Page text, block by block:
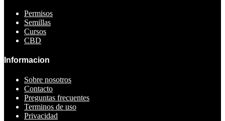
Permisos
Semillas
Cursos
CBD
Informacion
Sobre nosotros
Contacto
Preguntas frecuentes
Terminos de uso
Privacidad